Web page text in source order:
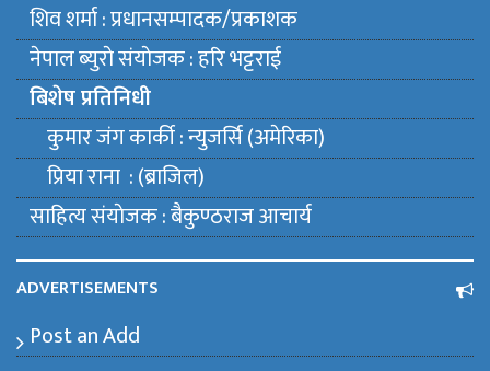
शिव शर्मा : प्रधानसम्पादक/प्रकाशक
नेपाल ब्युराे संयाेजक : हरि भट्टराई
बिशेष प्रतिनिधी
कुमार जंग कार्की : न्युजर्सि (अमेरिका)
प्रिया राना : (ब्राजिल)
साहित्य संयाेजक : बैकुण्ठराज आचार्य
ADVERTISEMENTS
Post an Add